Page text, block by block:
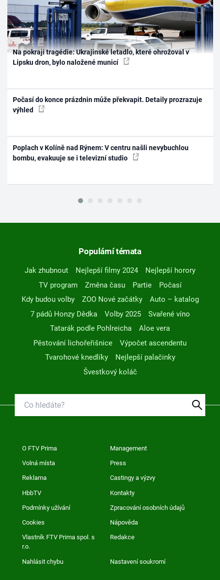
Na pokraji tragédie: Ukrajinské letadlo, které ohrožoval v
Lipsku dron, bylo naložené municí
Počasí do konce prázdnin může překvapit. Detaily prozrazuje
výhled
Poplach v Kolíně nad Rýnem: V centru našli nevybuchlou
bombu, evakuuje se i televizní studio
Populární témata
Jak zhubnout Nejlepší filmy 2024
Nejlepší horory
TV program
Změna času Partie
Počasí
Kdy budou volby
ZOO Nové začátky
Auto – katalog
7 pádů Honzy Dědka
Volby 2025
Svařené víno
Tatarák podle Pohlreicha
Aloe vera
Pěstování lichořeřišnice
Výpočet ascendentu
Tvarohové knedlíky
Nejlepší palačinky
Švestkový koláč
O FTV Prima Management
Volná místa Press
Reklama Castingy a výzvy
HbbTV Kontakty
Podmínky užívání Zpracování osobních údajů
Cookies Nápověda
Vlastník FTV Prima spol. s
r.o.
Redakce
Nahlásit chybu Nastavení soukromí